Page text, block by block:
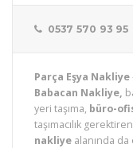
0537 570 93 95
Parça Eşya Nakliye
Babacan Nakliye,
yeri taşıma, büro-
taşımacılık
nakliyealanında